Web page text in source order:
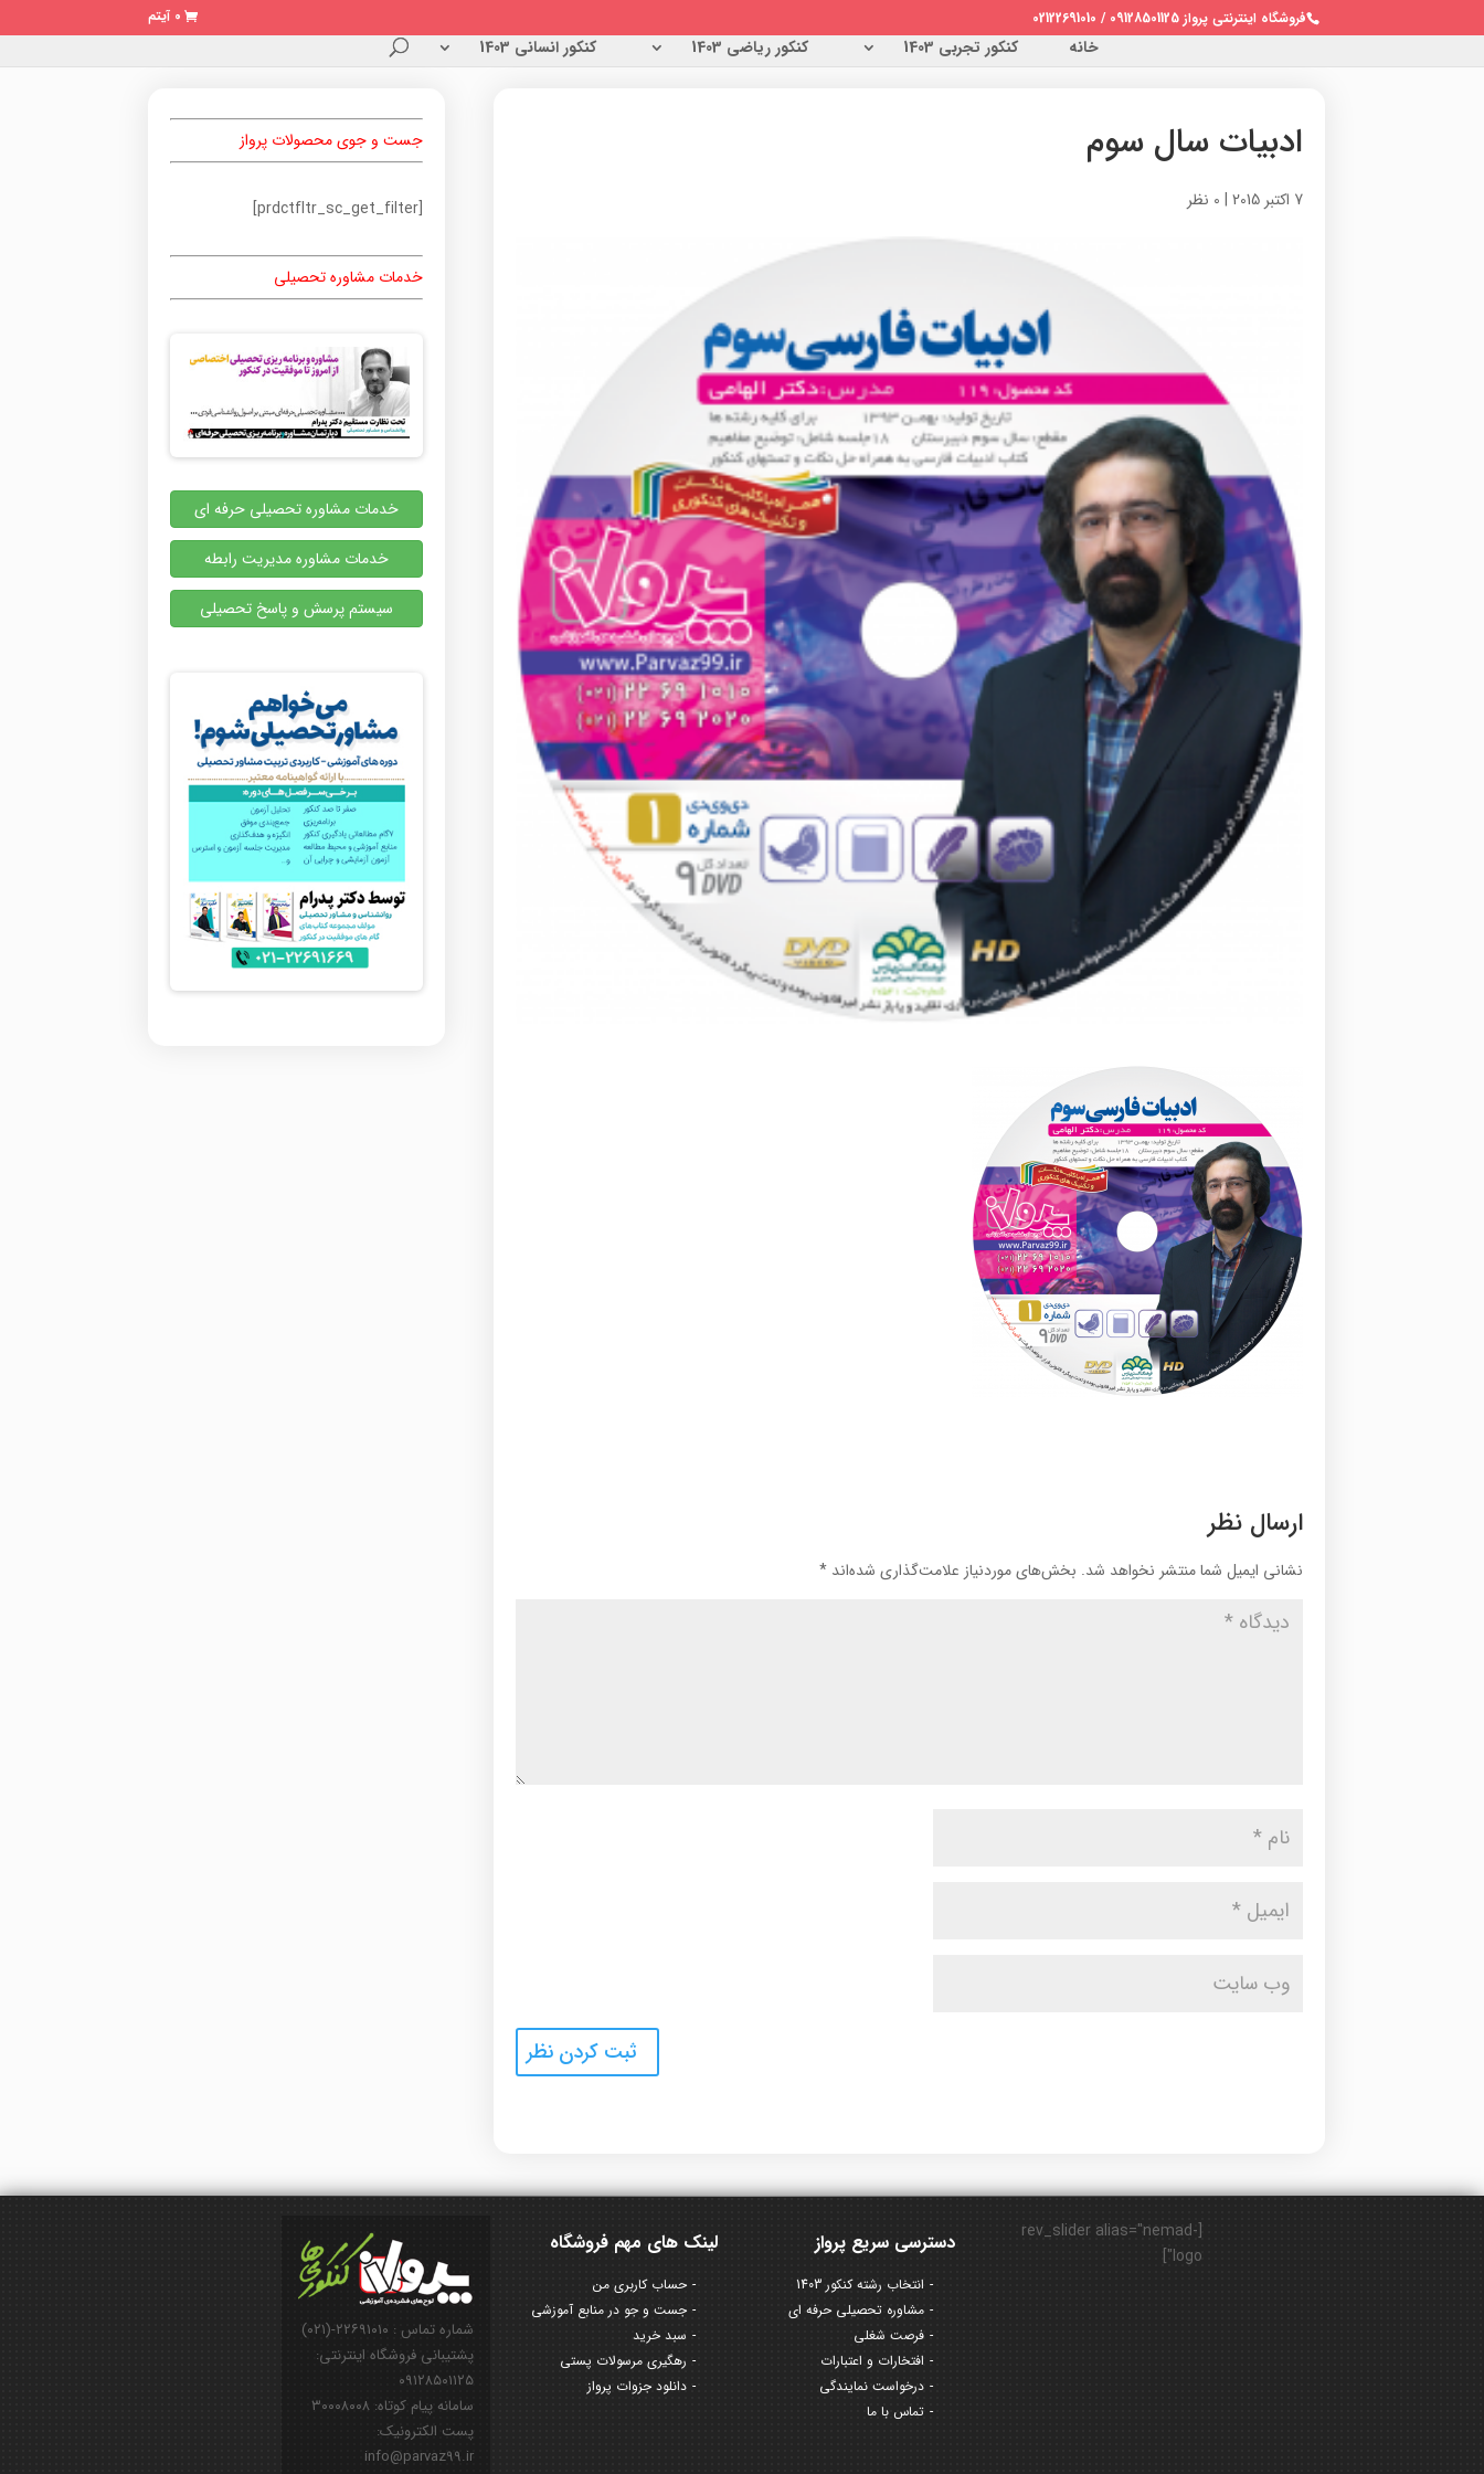
فروشگاه اینترنتی پرواز 09128501125 / 02122691010 0 آیتم
خانه کنکور تجربی 1403 کنکور ریاضی 1403 کنکور انسانی 1403
ادبیات سال سوم
7 اکتبر 2015 | 0 نظر
ارسال نظر
نشانی ایمیل شما منتشر نخواهد شد. بخش‌های موردنیاز علامت‌گذاری شده‌اند*
جست و جوی محصولات پرواز
[prdctfltr_sc_get_filter]
خدمات مشاوره تحصیلی
خدمات مشاوره تحصیلی حرفه ای
خدمات مشاوره مدیریت رابطه
سیستم پرسش و پاسخ تحصیلی
شماره تماس : ۲۲۶۹۱۰۱۰-(۰۲۱)
پشتیبانی فروشگاه اینترنتی:
۰۹۱۲۸۵۰۱۱۲۵
سامانه پیام کوتاه: ۳۰۰۰۸۰۰۸
پست الکترونیک:
info@parvaz99.ir
لینک های مهم فروشگاه
حساب کاربری من
جست و جو در منابع آموزشی
سبد خرید
رهگیری مرسولات پستی
دانلود جزوات پرواز
دسترسی سریع پرواز
انتخاب رشته کنکور 1403
مشاوره تحصیلی حرفه ای
فرصت شغلی
افتخارات و اعتبارات
درخواست نمایندگی
تماس با ما
[rev_slider alias="nemad-
logo"]